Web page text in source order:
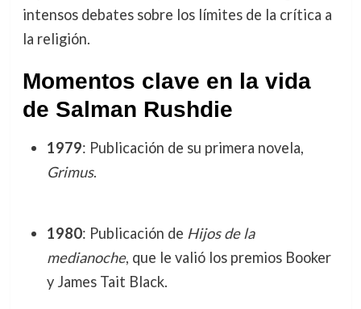
intensos debates sobre los límites de la crítica a
la religión.
Momentos clave en la vida
de Salman Rushdie
1979: Publicación de su primera novela,
Grimus.
1980: Publicación de Hijos de la
medianoche, que le valió los premios Booker
y James Tait Black.